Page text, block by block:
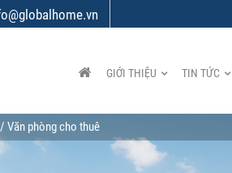
GIỚI THIỆU TIN TỨC
/ Văn phòng cho thuê